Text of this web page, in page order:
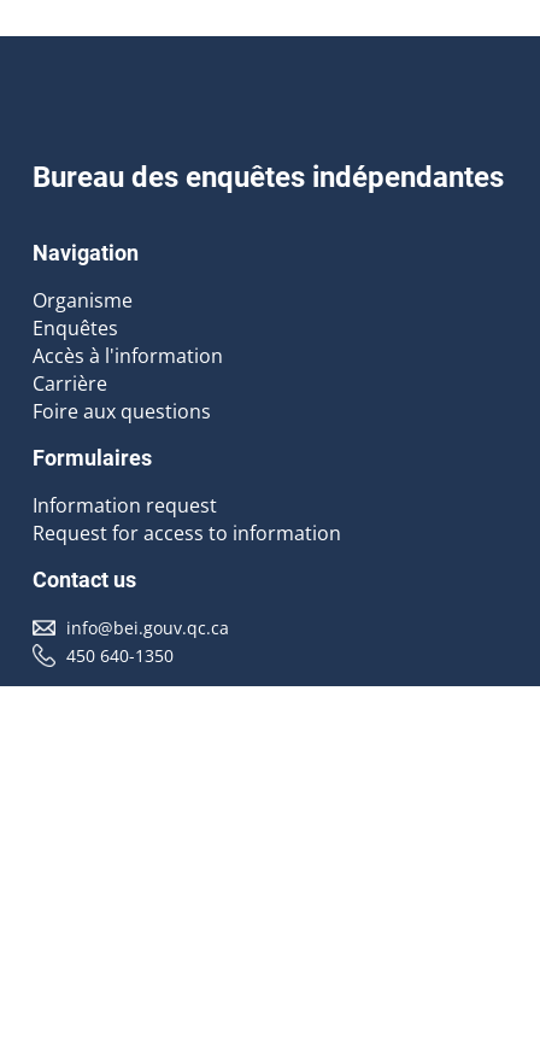
Bureau des enquêtes indépendantes
Navigation
Organisme
Enquêtes
Accès à l'information
Carrière
Foire aux questions
Formulaires
Information request
Request for access to information
Contact us
info@bei.gouv.qc.ca
450 640-1350